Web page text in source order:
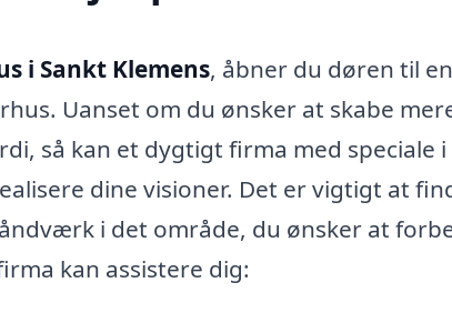
i Sankt Klemens, åbner du døren til en
Uanset om du ønsker at skabe
så kan et dygtigt firma med speciale i
dine visioner. Det er vigtigt at
i det område, du ønsker at
kan assistere dig: